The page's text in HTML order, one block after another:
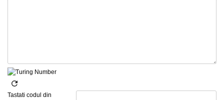
Tastati codul din